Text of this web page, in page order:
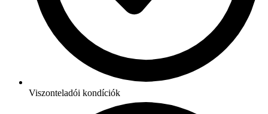
Viszonteladói kondíciók